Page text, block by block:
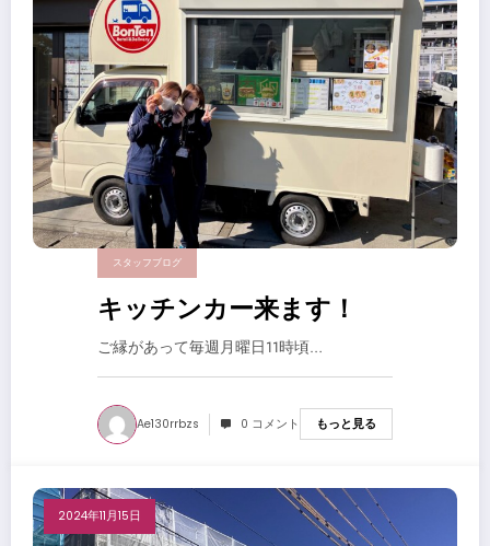
スタッフブログ
キッチンカー来ます！
ご縁があって毎週月曜日11時頃…
Ae130rrbzs 0 コメント もっと見る
2024年11月15日